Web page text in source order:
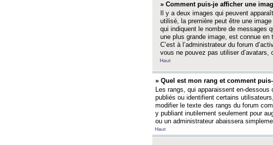
» Comment puis-je afficher une
Il y a deux images qui peuvent
utilisé, la première peut être une
qui indiquent le nombre de messages
une plus grande image, est connue en
C’est à l’administrateur du forum
vous ne pouvez pas utiliser d’avatars,
Haut
» Quel est mon rang et comment
Les rangs, qui apparaissent en-
publiés ou identifient certains
modifier le texte des rangs du forum
y publiant inutilement seulement pour
ou un administrateur abaissera
Haut